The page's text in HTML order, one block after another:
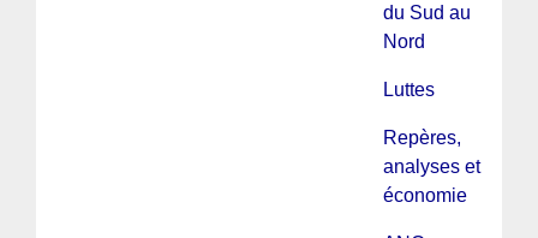
du Sud au
Nord
Luttes
Repères,
analyses et
économie